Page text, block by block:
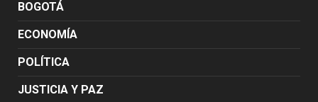
BOGOTÁ
ECONOMÍA
POLÍTICA
JUSTICIA Y PAZ